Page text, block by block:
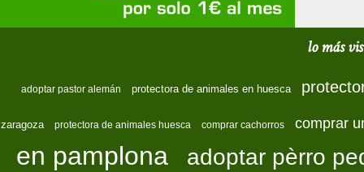
lo más
adoptar pastor alemán protectora de animales en huesca
zaragoza protectora de animales huesca comprar cachorros comprar
en pamplona adoptar pèrro